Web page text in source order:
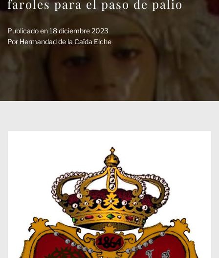
faroles para el paso de palio
Publicado en18 diciembre 2023
Por Hermandad de la Caída Elche